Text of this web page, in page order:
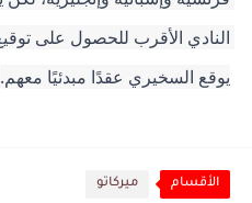
يوقع السخيري عقدًا مبدئيًا معهم.
الأقسام ميركاتو